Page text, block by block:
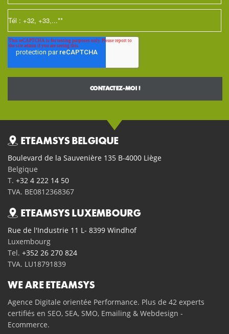
ETEAMSYS BELGIQUE
Boulevard de la Sauvenière 135 B-4000 Liège
Belgique
T. +32 4 222 14 50
TVA. BE0812368367
ETEAMSYS LUXEMBOURG
Rue de l'Industrie 11 L- 8399 Windhof
Luxembourg
Tel. +352 26 270 824
TVA. LU18791839
WE ARE ETEAMSYS
Agence Digitale orientée Performance. Plus de 42 experts
certifiés en SEO, SEA, SMO, Emailing & Webdesign -
Ecommerce.